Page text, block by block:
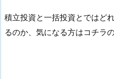
積立投資と一括投資とではど
るのか、気になる方はコチラ